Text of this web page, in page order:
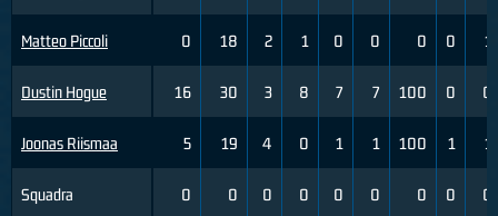
Matteo Piccoli
Dustin Hogue
Joonas Riismaa
Squadra
0 18 2 1 0 0 0 0 1
16 30 3 8 7 7 100 0 0
5 19 4 0 1 1 100 1 1
0 0 0 0 0 0 0 0 0